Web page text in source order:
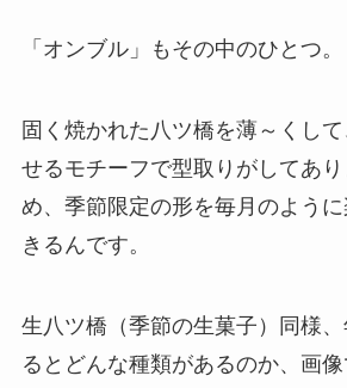
「オンブル」もその中のひとつ。
固く焼かれた八ツ橋を薄～くし
せるモチーフで型取りがしてあ
め、季節限定の形を毎月のよう
きるんです。
生八ツ橋（季節の生菓子）同様
るとどんな種類があるのか、画